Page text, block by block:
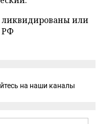
ликвидированы или
РФ
на наши каналы